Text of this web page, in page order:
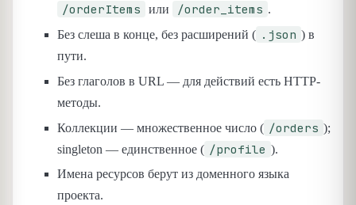
/orderItems или /order_items .
Без слеша в конце, без расширений ( .json ) в
пути.
Без глаголов в URL — для действий есть HTTP-
методы.
Коллекции — множественное число ( /orders );
singleton — единственное ( /profile ).
Имена ресурсов берут из доменного языка
проекта.